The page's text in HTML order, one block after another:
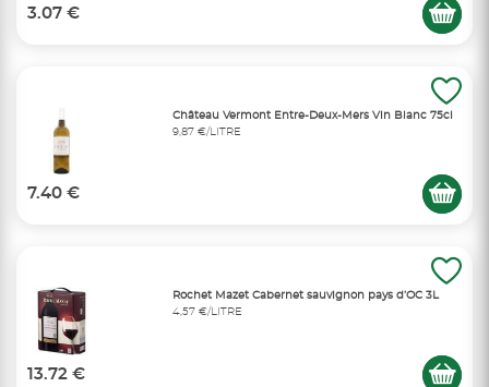
3.07 €
Château Vermont Entre-Deux-Mers Vin Blanc 75cl
9,87 €/LITRE
7.40 €
Rochet Mazet Cabernet sauvignon pays d’OC 3L
4,57 €/LITRE
13.72 €